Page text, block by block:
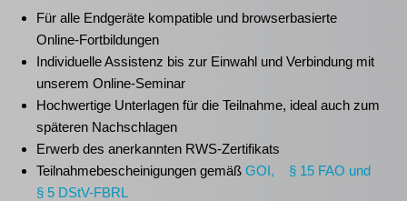
Für alle Endgeräte kompatible und browserbasierte
Online-Fortbildungen
Individuelle Assistenz bis zur Einwahl und Verbindung mit
unserem Online-Seminar
Hochwertige Unterlagen für die Teilnahme, ideal auch zum
späteren Nachschlagen
Erwerb des anerkannten RWS-Zertifikats
Teilnahmebescheinigungen gemäß GOI, § 15 FAO und
§ 5 DStV-FBRL